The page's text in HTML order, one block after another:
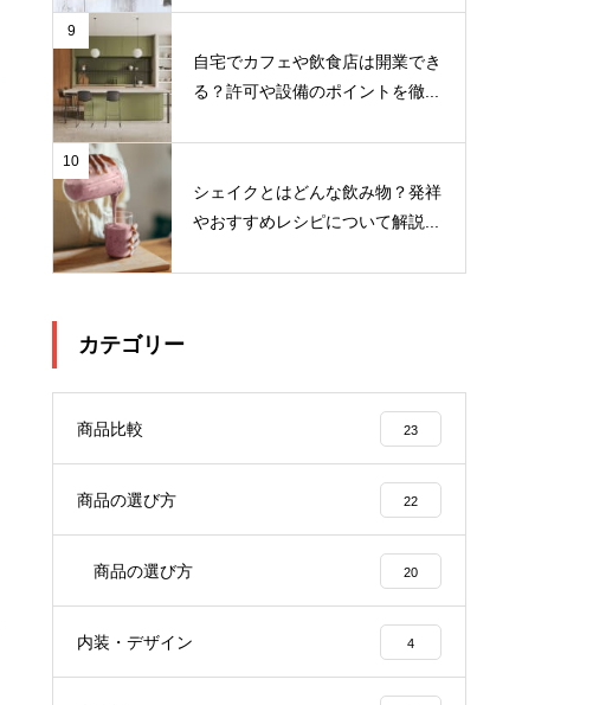
9
自宅でカフェや飲食店は開業でき
る？許可や設備のポイントを徹...
10
シェイクとはどんな飲み物？発祥
やおすすめレシピについて解説...
カテゴリー
商品比較 23
商品の選び方 22
商品の選び方 20
内装・デザイン 4